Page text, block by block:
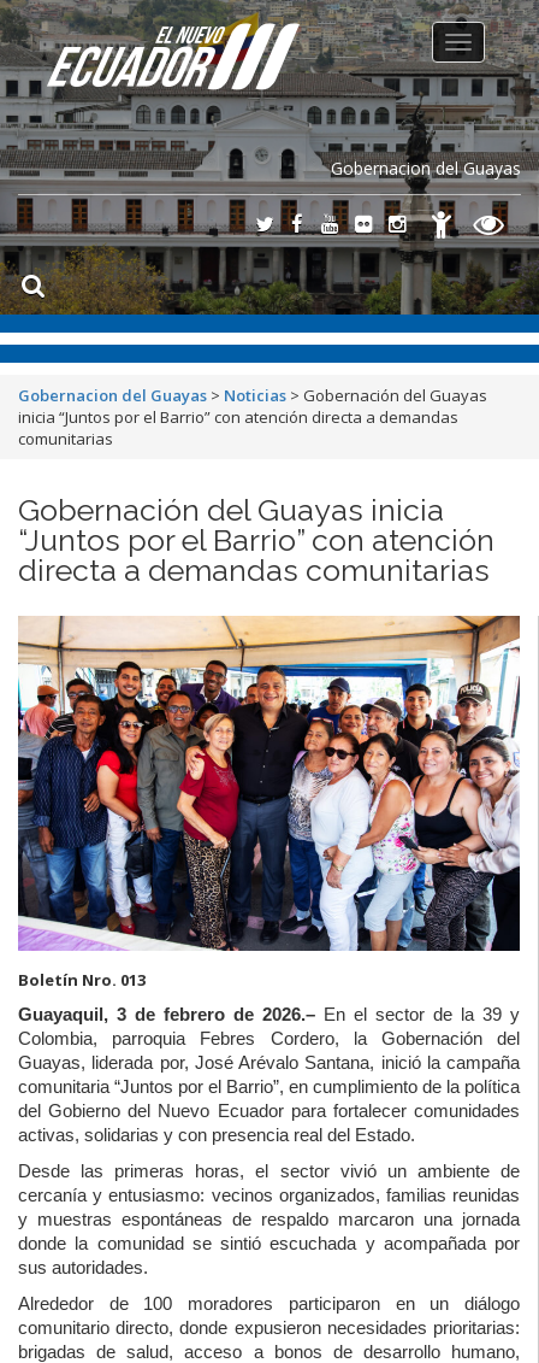
Gobernacion del Guayas
Toggle
navigation
Gobernacion del Guayas > Noticias > Gobernación del Guayas
inicia “Juntos por el Barrio” con atención directa a demandas
comunitarias
Gobernación del Guayas inicia
“Juntos por el Barrio” con atención
directa a demandas comunitarias
Boletín Nro. 013
Guayaquil, 3 de febrero de 2026.– En el sector de la 39 y
Colombia, parroquia Febres Cordero, la Gobernación del
Guayas, liderada por, José Arévalo Santana, inició la campaña
comunitaria “Juntos por el Barrio”, en cumplimiento de la política
delGobierno del Nuevo Ecuadorpara fortalecer comunidades
activas, solidarias y con presencia real del Estado.
Desde las primeras horas, el sector vivió un ambiente de
cercanía y entusiasmo: vecinos organizados, familias reunidas
y muestras espontáneas de respaldo marcaron una jornada
donde la comunidad se sintió escuchada y acompañada por
sus autoridades.
Alrededor de 100 moradores participaron en un diálogo
comunitario directo, donde expusieron necesidades prioritarias:
brigadas de salud, acceso a bonos de desarrollo humano,